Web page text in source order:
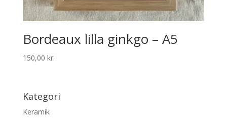
Bordeaux lilla ginkgo – A5
150,00 kr.
Kategori
Keramik